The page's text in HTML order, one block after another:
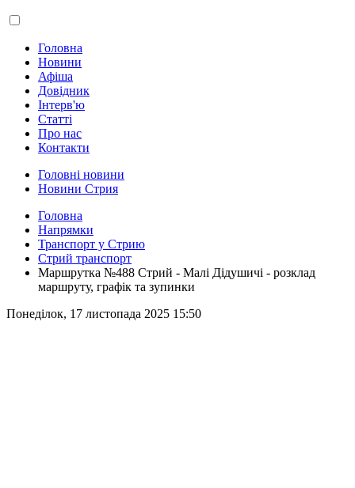
Головна
Новини
Афіша
Довідник
Інтерв'ю
Статті
Про нас
Контакти
Головні новини
Новини Стрия
Головна
Напрямки
Транспорт у Стрию
Стрий транспорт
Маршрутка №488 Стрий - Малі Дідушичі - розклад
маршруту, графік та зупинки
Понеділок, 17 листопада 2025 15:50